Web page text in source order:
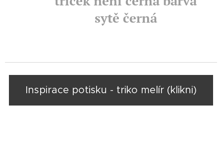
sytě černá
Inspirace potisku - triko melír (klikni)